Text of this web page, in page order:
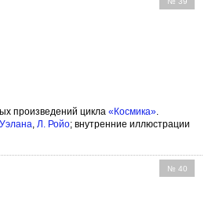
произведений цикла «Космика».
, Л. Ройо; внутренние иллюстрации
№ 40